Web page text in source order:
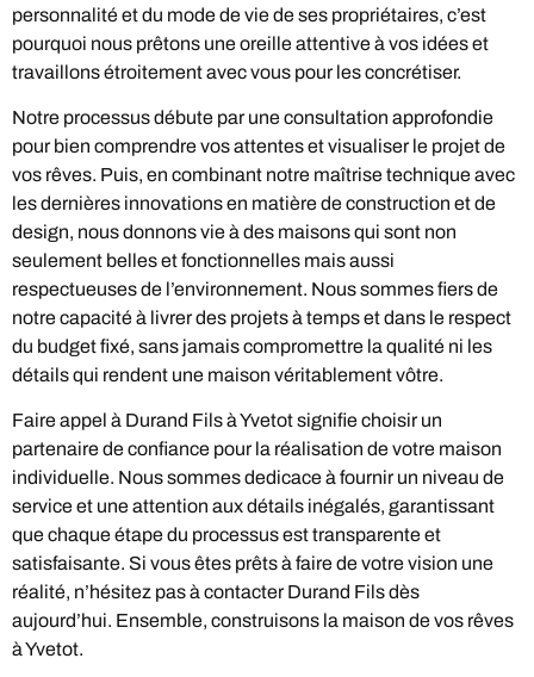
personnalité et du mode de vie de ses propriétaires, c’est
pourquoi nous prêtons une oreille attentive à vos idées et
travaillons étroitement avec vous pour les concrétiser.
Notre processus débute par une consultation approfondie
pour bien comprendre vos attentes et visualiser le projet de
vos rêves. Puis, en combinant notre maîtrise technique avec
les dernières innovations en matière de construction et de
design, nous donnons vie à des maisons qui sont non
seulement belles et fonctionnelles mais aussi
respectueuses de l’environnement. Nous sommes fiers de
notre capacité à livrer des projets à temps et dans le respect
du budget fixé, sans jamais compromettre la qualité ni les
détails qui rendent une maison véritablement vôtre.
Faire appel à Durand Fils à Yvetot signifie choisir un
partenaire de confiance pour la réalisation de votre maison
individuelle. Nous sommes dedicace à fournir un niveau de
service et une attention aux détails inégalés, garantissant
que chaque étape du processus est transparente et
satisfaisante. Si vous êtes prêts à faire de votre vision une
réalité, n’hésitez pas à contacter Durand Fils dès
aujourd’hui. Ensemble, construisons la maison de vos rêves
à Yvetot.